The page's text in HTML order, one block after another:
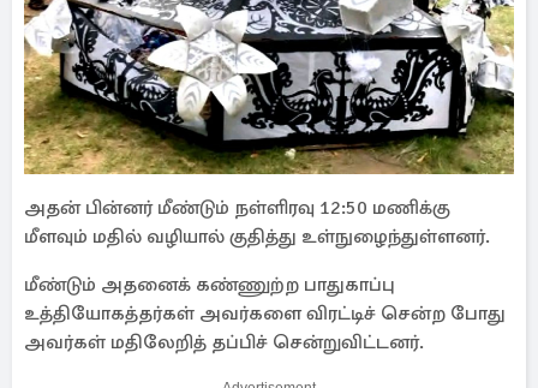
அதன் பின்னர் மீண்டும் நள்ளிரவு 12:50 மணிக்கு
மீளவும் மதில் வழியால் குதித்து உள்நுழைந்துள்ளனர்.
மீண்டும் அதனைக் கண்ணுற்ற பாதுகாப்பு
உத்தியோகத்தர்கள் அவர்களை விரட்டிச் சென்ற போது
அவர்கள் மதிலேறித் தப்பிச் சென்றுவிட்டனர்.